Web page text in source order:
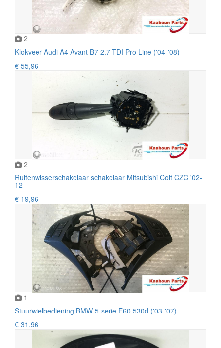
2
Klokveer Audi A4 Avant B7 2.7 TDI Pro Line ('04-'08)
€ 55,96
2
Ruitenwisserschakelaar schakelaar Mitsubishi Colt CZC '02-
12
€ 19,96
1
Stuurwielbediening BMW 5-serie E60 530d ('03-'07)
€ 31,96